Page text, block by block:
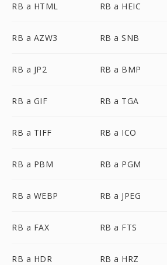
RB a HTML RB a HEIC
RB a AZW3 RB a SNB
RB a JP2 RB a BMP
RB a GIF RB a TGA
RB a TIFF RB a ICO
RB a PBM RB a PGM
RB a WEBP RB a JPEG
RB a FAX RB a FTS
RB a HDR RB a HRZ